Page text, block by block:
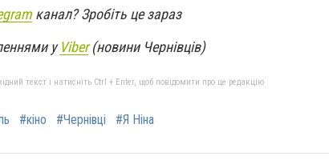
канал? Зробіть це зараз
уViber(новини Чернівців)
текст і натисніть Ctrl + Enter, щоб повідомити про це редакцію
#кіно #Чернівці #Я Ніна